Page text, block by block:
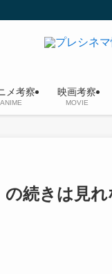
メ考察
ANIME
映画考察
MOVIE
続きは見